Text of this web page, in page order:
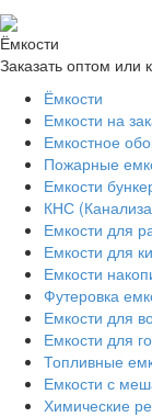
Ёмкости
Заказать оптом или
Ёмкости
Емкости на
Емкостное
Пожарные
Емкости
КНС
Емкости для
Емкости для
Емкости
Футеровка
Емкости для
Емкости для
Топливные
Емкости с
Химические